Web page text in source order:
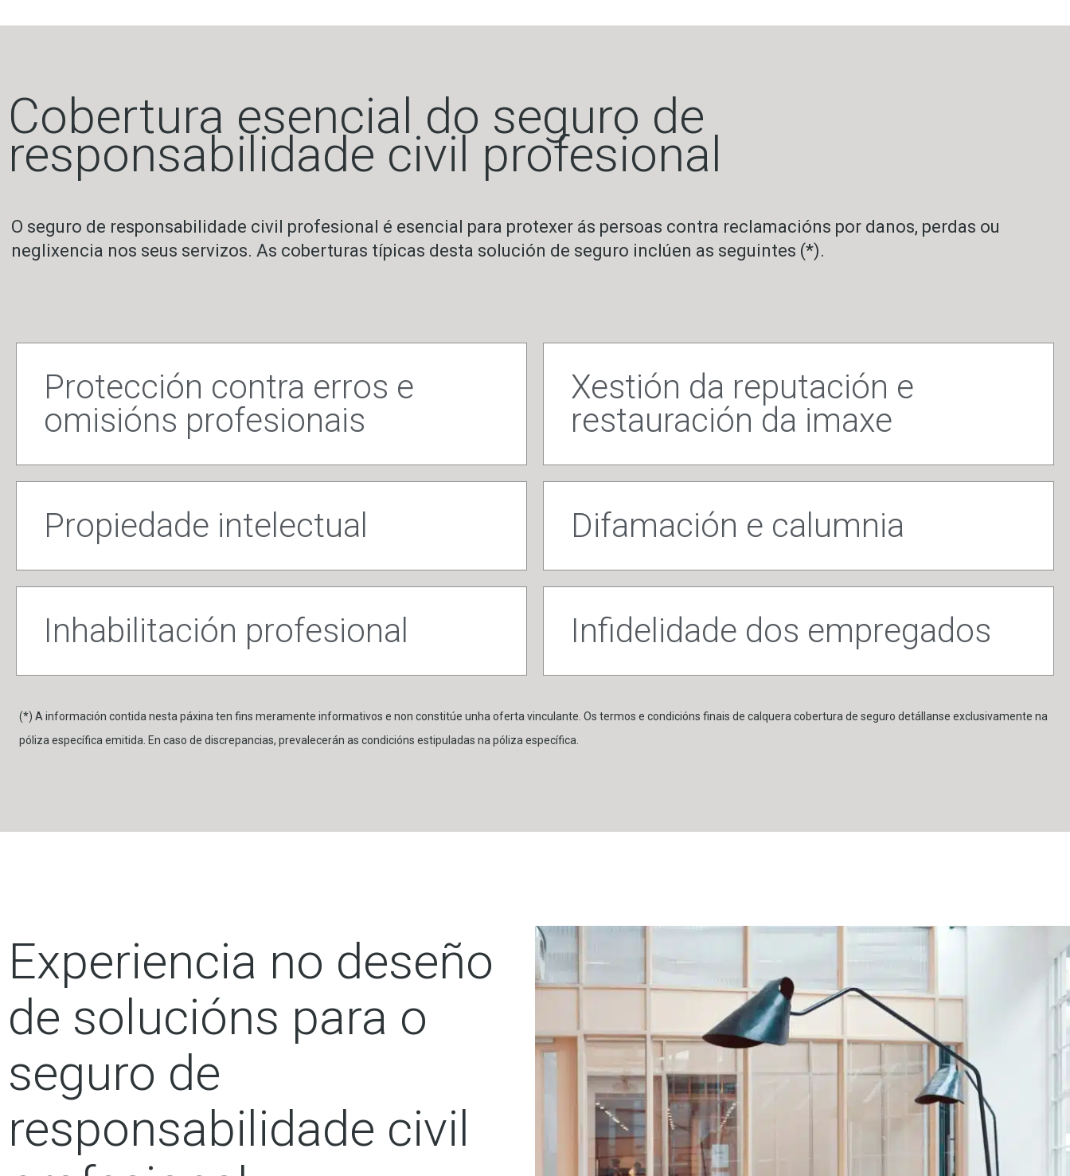
Cobertura esencial do seguro de
responsabilidade civil profesional
O seguro de responsabilidade civil profesional é esencial para protexer ás persoas contra reclamacións por danos, perdas ou
neglixencia nos seus servizos. As coberturas típicas desta solución de seguro inclúen as seguintes (*).
Protección contra erros e
omisións profesionais
Xestión da reputación e
restauración da imaxe
Propiedade intelectual Difamación e calumnia
Inhabilitación profesional Infidelidade dos empregados
(*) A información contida nesta páxina ten fins meramente informativos e non constitúe unha oferta vinculante. Os termos e condicións finais de calquera cobertura de seguro detállanse exclusivamente na
póliza específica emitida. En caso de discrepancias, prevalecerán as condicións estipuladas na póliza específica.
Experiencia no deseño
de solucións para o
seguro de
responsabilidade civil